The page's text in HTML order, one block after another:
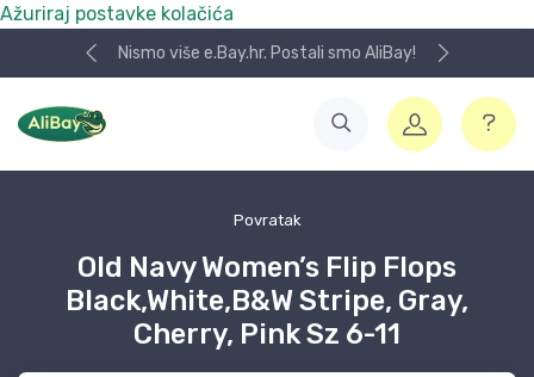
Ažuriraj postavke kolačića
Nismo više e.Bay.hr. Postali smo AliBay!
Povratak
Old Navy Women’s Flip Flops
Black,White,B&W Stripe, Gray,
Cherry, Pink Sz 6-11